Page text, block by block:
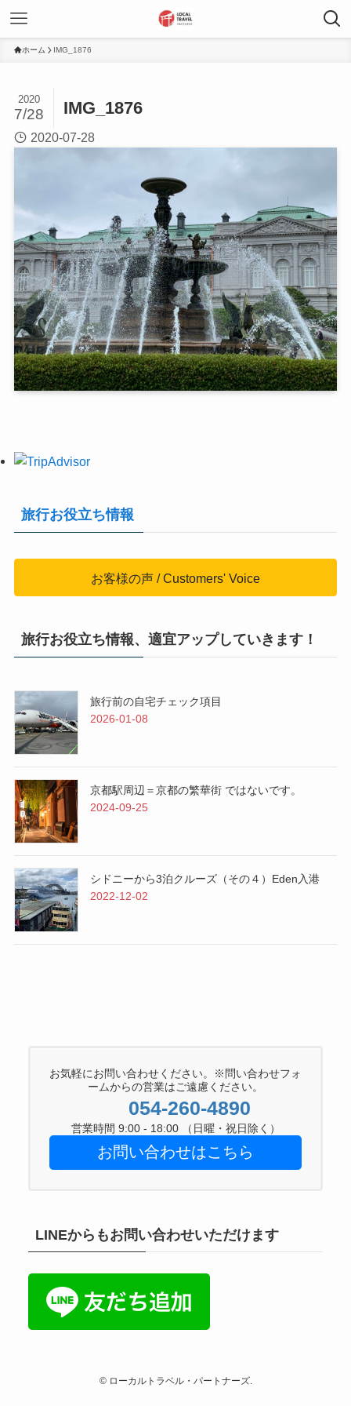
ホーム IMG_1876
IMG_1876
2020
7/28
2020-07-28
旅行お役立ち情報
お客様の声 / Customers' Voice
旅行お役立ち情報、適宜アップしていきます！
旅行前の自宅チェック項目
2026-01-08
京都駅周辺＝京都の繁華街 ではないです。
2024-09-25
シドニーから3泊クルーズ（その４）Eden入港
2022-12-02
お気軽にお問い合わせください。※問い合わせフォ
ームからの営業はご遠慮ください。
054-260-4890
営業時間 9:00 - 18:00 （日曜・祝日除く）
お問い合わせはこちら
LINEからもお問い合わせいただけます
©ローカルトラベル・パートナーズ.